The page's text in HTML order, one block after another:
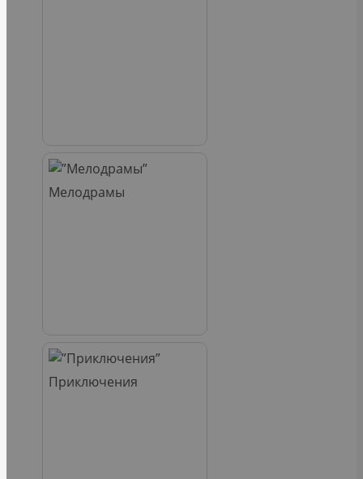
Мелодрамы
Приключения